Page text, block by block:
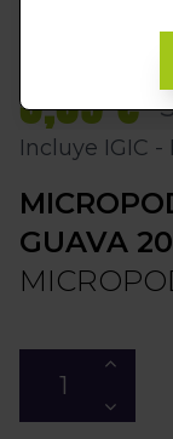
5,09 €
Incluye IGIC -
GUAVA